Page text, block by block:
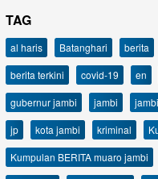
TAG
al haris Batanghari berita
berita terkini
covid-19 en
gubernur jambi
jambi
jp
kota jambi kriminal
Kumpulan BERITA muaro jambi